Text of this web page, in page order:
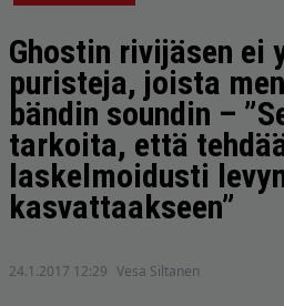
Ghostin rivijäsen ei
puristeja, joista
bändin soundin –
tarkoita, että
laskelmoidusti
kasvattaakseen”
24.1.2017 12:29 Vesa Siltanen